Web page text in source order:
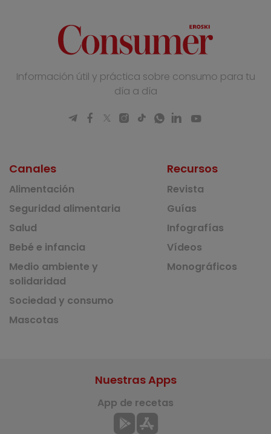
Información útil y práctica sobre consumo para tu
día a día
Canales
Alimentación
Seguridad alimentaria
Salud
Bebé e infancia
Medio ambiente y
solidaridad
Sociedad y consumo
Mascotas
Recursos
Revista
Guías
Infografías
Vídeos
Monográficos
Nuestras Apps
App de recetas